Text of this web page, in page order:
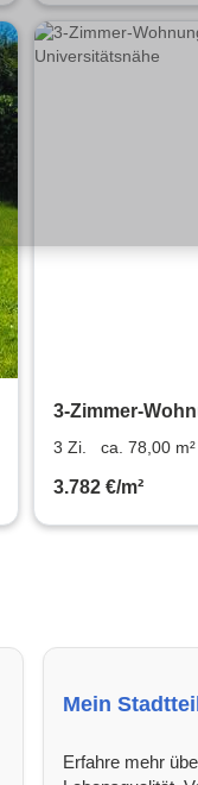
3-Zimmer-
Gäste-WC -
3 Zi. ca. 78,00 m²
3.782 €/m²
Mein
Erfahre mehr